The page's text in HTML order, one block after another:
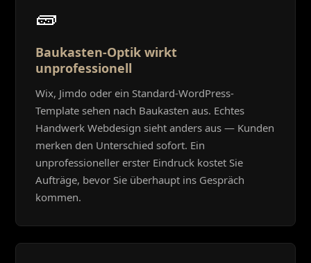
🧱
Baukasten-Optik wirkt
unprofessionell
Wix, Jimdo oder ein Standard-WordPress-
Template sehen nach Baukasten aus. Echtes
Handwerk Webdesign sieht anders aus — Kunden
merken den Unterschied sofort. Ein
unprofessioneller erster Eindruck kostet Sie
Aufträge, bevor Sie überhaupt ins Gespräch
kommen.